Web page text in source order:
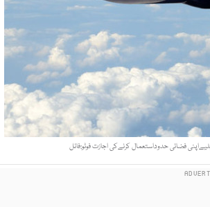
فضائی حدوداستعمال کرنےکی اجازت فوٹو:فائل